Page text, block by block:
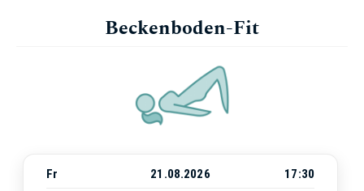
Beckenboden-Fit
Fr 21.08.2026
17:30